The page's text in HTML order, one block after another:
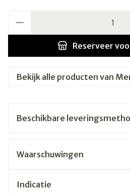
Reserveer
Bekijk alle producten van
Beschikbare
Waarschuwingen
Indicatie